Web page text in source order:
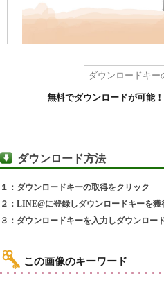
無料でダウンロードが可能！
ダウンロード方法
１：ダウンロードキーの取得をクリック
２：LINE@に登録しダウンロードキーを獲
３：ダウンロードキーを入力しダウンロー
この画像のキーワード